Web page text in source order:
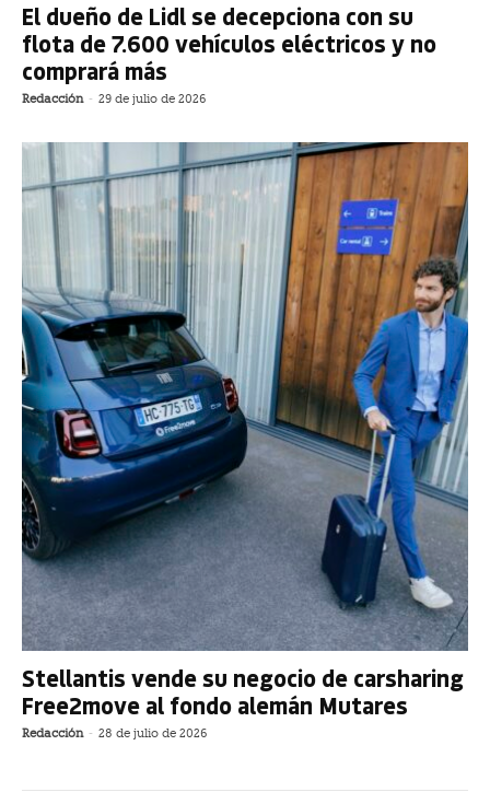
El dueño de Lidl se decepciona con su
flota de 7.600 vehículos eléctricos y no
comprará más
Redacción - 29 de julio de 2026
Stellantis vende su negocio de carsharing
Free2move al fondo alemán Mutares
Redacción - 28 de julio de 2026